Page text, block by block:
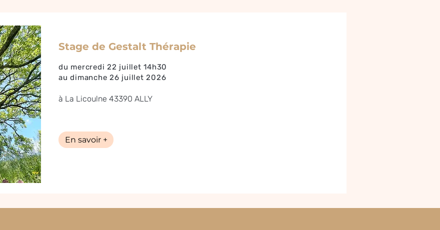
Stage de Gestalt Thérapie
du mercredi 22 juillet 14h30
au dimanche 26 juillet 2026
à La Licoulne 43390 ALLY
En savoir +